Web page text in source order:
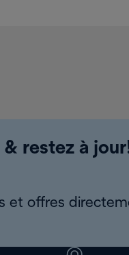
restez à
et offres